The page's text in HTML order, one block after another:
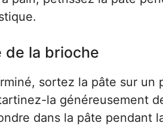
de la brioche
sortez la pâte sur
la généreusement
dans la pâte pendant